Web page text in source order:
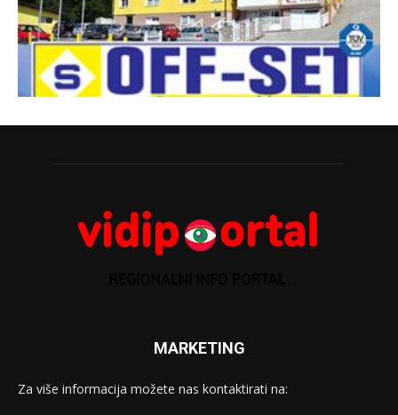
MARKETING
Za više informacija možete nas kontaktirati na: